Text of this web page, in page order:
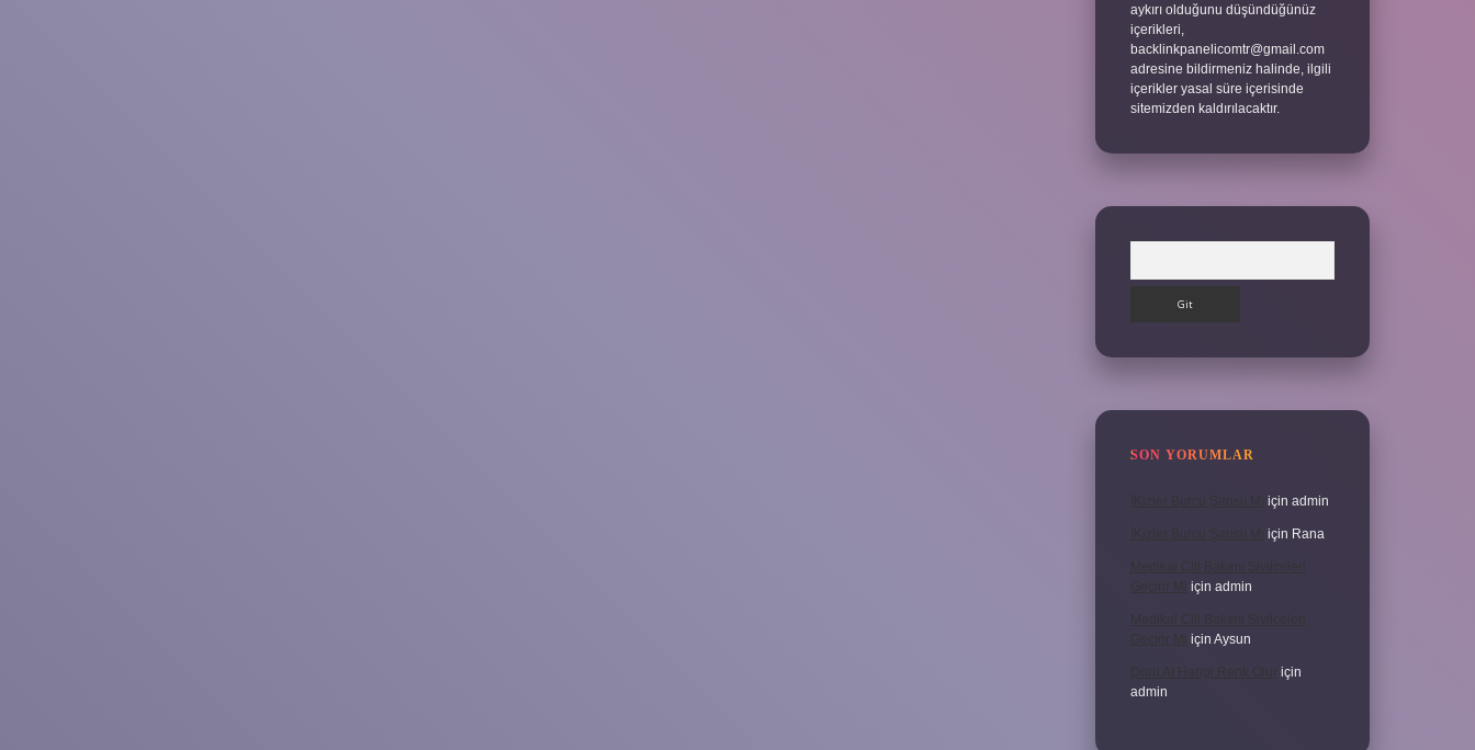
aykırı olduğunu düşündüğünüz
içerikleri,
backlinkpanelicomtr@gmail.com
adresine bildirmeniz halinde, ilgili
içerikler yasal süre içerisinde
sitemizden kaldırılacaktır.
SON YORUMLAR
İKizler Burcu Şanslı Mı için admin
İKizler Burcu Şanslı Mı için Rana
Medikal Cilt Bakımı Sivilceleri
Geçirir Mi için admin
Medikal Cilt Bakımı Sivilceleri
Geçirir Mi için Aysun
Doru At Hangi Renk Olur için
admin